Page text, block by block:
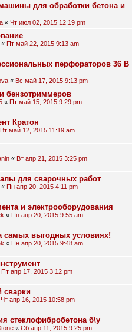
для обработки бетона и
« Чт июл 02, 2015 12:19 pm
« Пт май 22, 2015 9:13 am
перфораторов 36 В
« Вс май 17, 2015 9:13 pm
бензотриммеров
« Пт май 15, 2015 9:29 pm
Кратон
Вт май 12, 2015 11:19 am
« Вт апр 21, 2015 3:25 pm
для сварочных работ
« Пн апр 20, 2015 4:11 pm
и электрооборудования
« Пн апр 20, 2015 9:55 am
самых выгодных условиях!
« Пн апр 20, 2015 9:48 am
Пт апр 17, 2015 3:12 pm
сварки
Чт апр 16, 2015 10:58 pm
стеклофибробетона б\у
« Сб апр 11, 2015 9:25 pm